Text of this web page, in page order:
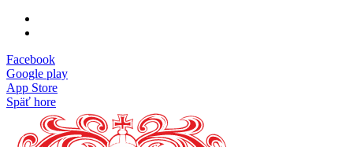
Facebook
Google play
App Store
Späť hore